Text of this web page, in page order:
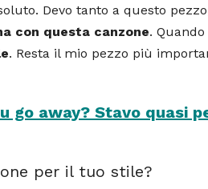
Devo tanto a questo
con questa canzone.
. Resta il mio pezzo più
go away? Stavo quasi
per il tuo stile?